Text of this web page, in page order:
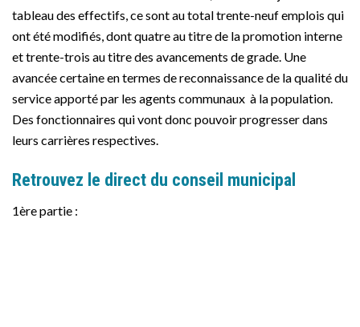
tableau des effectifs, ce sont au total trente-neuf emplois qui
ont été modifiés, dont quatre au titre de la promotion interne
et trente-trois au titre des avancements de grade. Une
avancée certaine en termes de reconnaissance de la qualité du
service apporté par les agents communaux à la population.
Des fonctionnaires qui vont donc pouvoir progresser dans
leurs carrières respectives.
Retrouvez le direct du conseil municipal
1ère partie :